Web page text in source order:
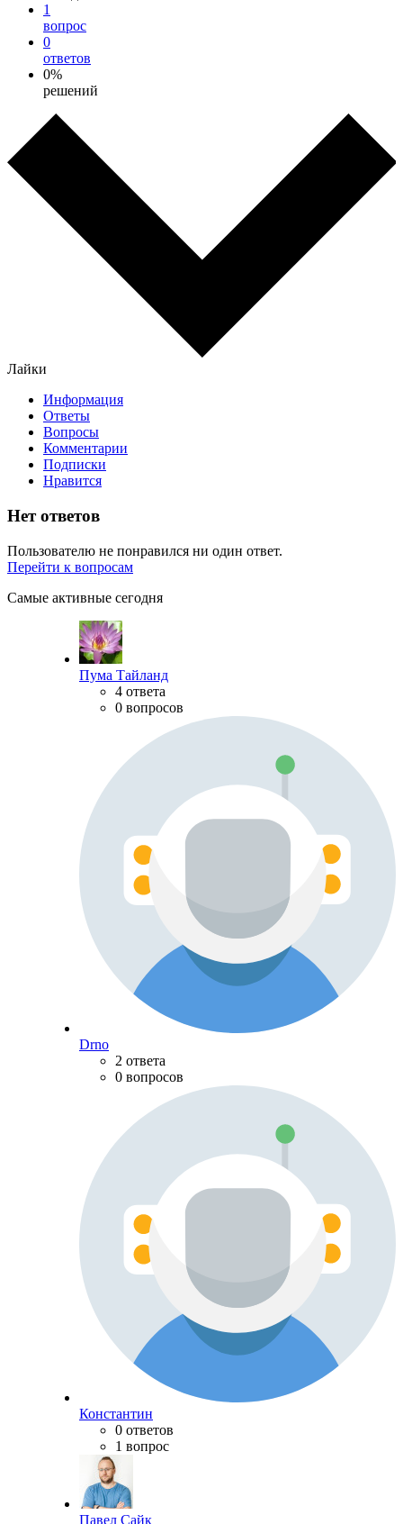
1
вопрос
0
ответов
0%
решений
Лайки
Информация
Ответы
Вопросы
Комментарии
Подписки
Нравится
Нет ответов
Пользователю не понравился ни один ответ.
Перейти к вопросам
Самые активные сегодня
Пума Тайланд
4 ответа
0 вопросов
Drno
2 ответа
0 вопросов
Константин
0 ответов
1 вопрос
Павел Сайк